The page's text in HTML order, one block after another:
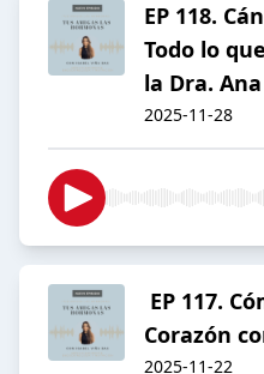
EP 118.
Todo lo
la Dra.
2025-11-28
EP 117.
Corazón
2025-11-22